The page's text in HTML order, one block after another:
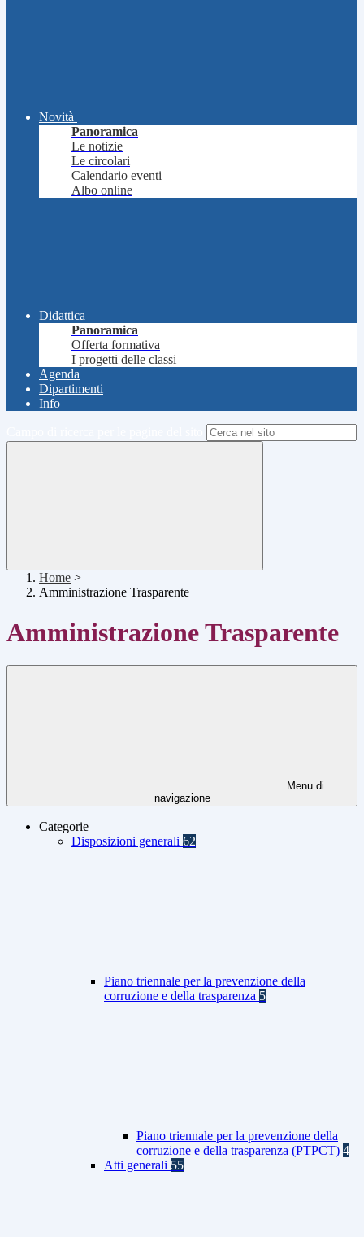
Novità
Panoramica
Le notizie
Le circolari
Calendario eventi
Albo online
Didattica
Panoramica
Offerta formativa
I progetti delle classi
Agenda
Dipartimenti
Info
Home >
Amministrazione Trasparente
Amministrazione Trasparente
Menu di
navigazione
Categorie
Disposizioni generali 62
Piano triennale per la prevenzione della
corruzione e della trasparenza 5
Piano triennale per la prevenzione della
corruzione e della trasparenza (PTPCT) 4
Atti generali 55